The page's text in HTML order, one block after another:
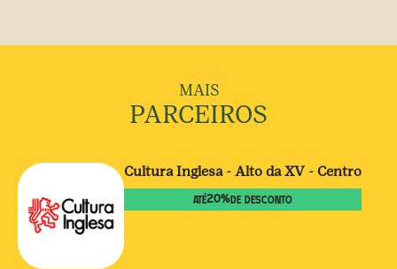
MAIS
PARCEIROS
Cultura Inglesa - Alto da XV - Centro
ATÉ20%DE DESCONTO